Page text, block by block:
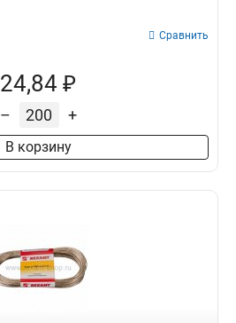
Сравнить
24,84 ₽
– +
В корзину